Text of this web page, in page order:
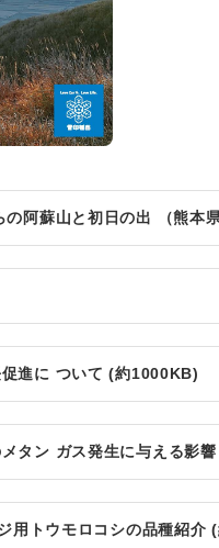
阿蘇山と初日の出 （熊本
進に ついて (約1000KB)
タン ガス発生に与える影
トウモロコシの品種紹介